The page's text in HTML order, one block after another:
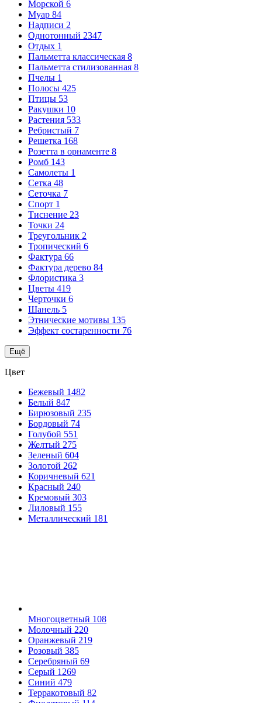
Морской 6
Муар 84
Надписи 2
Однотонный 2347
Отдых 1
Пальметта классическая 8
Пальметта стилизованная 8
Пчелы 1
Полосы 425
Птицы 53
Ракушки 10
Растения 533
Ребристый 7
Решетка 168
Розетта в орнаменте 8
Ромб 143
Самолеты 1
Сетка 48
Сеточка 7
Спорт 1
Тиснение 23
Точки 24
Треугольник 2
Тропический 6
Фактура 66
Фактура дерево 84
Флористика 3
Цветы 419
Черточки 6
Шанель 5
Этнические мотивы 135
Эффект состаренности 76
Ещё
Цвет
Бежевый 1482
Белый 847
Бирюзовый 235
Бордовый 74
Голубой 551
Желтый 275
Зеленый 604
Золотой 262
Коричневый 621
Красный 240
Кремовый 303
Лиловый 155
Металлический 181
Многоцветный 108
Молочный 220
Оранжевый 219
Розовый 385
Серебряный 69
Серый 1269
Синий 479
Терракотовый 82